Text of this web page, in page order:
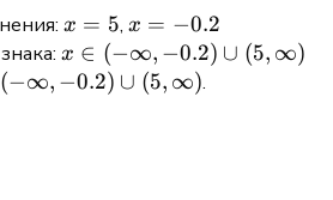
\infty)
x
=
5
x = 5, x =
-0.2
x = −0.2
x \in
(-
x ∈ (−∞, −0.2) ∪ (5, ∞)
(−∞, −0.2) ∪ (5, ∞).